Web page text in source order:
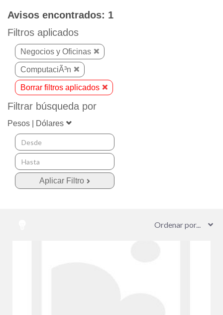
Avisos encontrados: 1
Filtros aplicados
Negocios y Oficinas
ComputaciÃ³n
Borrar filtros aplicados
Filtrar búsqueda por
Pesos | Dólares